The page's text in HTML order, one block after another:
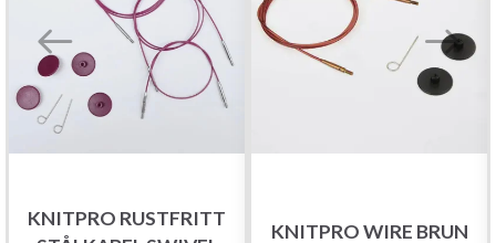
KNITPRO RUSTFRITT
KNITPRO WIRE BRUN